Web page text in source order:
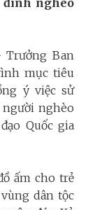
Ban
mục tiêu
ý việc sử
nghèo
Quốc gia
ấm cho trẻ
dân tộc